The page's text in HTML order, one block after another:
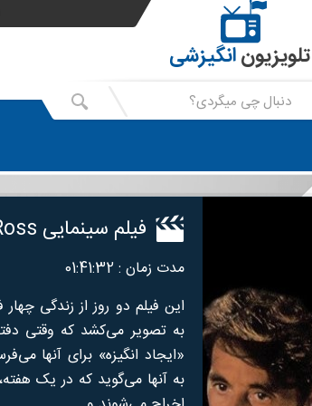
تلویزیونانگیزشی
فیلم سینمایی Glengarry Glen Ross
مدت زمان : 01:41:32
این فیلم دو روز از زندگی
به تصویر می‌کشد که وقتی
«ایجاد انگیزه» برای آنها
به آنها می‌گوید که در یک